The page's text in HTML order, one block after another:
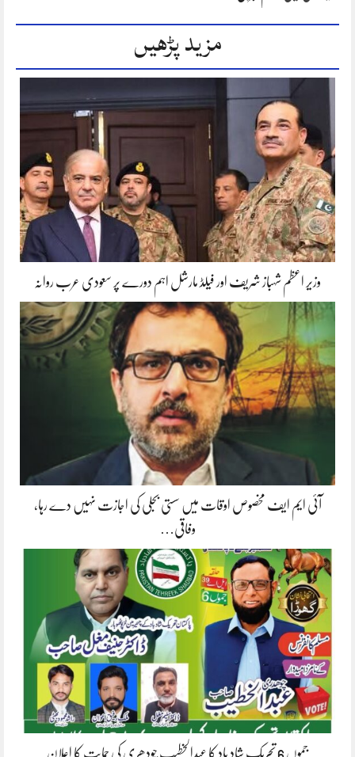
مزید پڑھیں
وزیر اعظم شہباز شریف اور فیلڈ مارشل اہم دورے پر سعودی عرب روانہ
آئی ایم ایف مخصوص اوقات میں سستی بجلی کی اجازت نہیں دے رہا،
وفاقی…
جموں 6 تحریک شاد باد کا عبدالخطیب چودھری کی حمایت کا اعلان